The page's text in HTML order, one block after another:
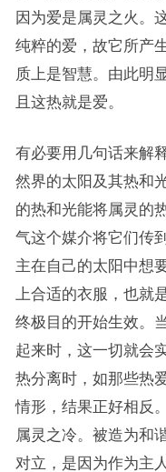
因为爱是属灵之火。
纯粹的爱，故它所产
质上是智慧。由此明
且这热就是爱。
有必要用几句话来解
然界的太阳及其热和
的热和光能将属灵的
气这个媒介将它们传
主在自己的太阳中想
上合适的衣服，也就
终极目的开始生效。
起来时，这一切就会
热分离时，如那些热
情形，结果正好相反
属灵之冷。被造为和
对立，是因为作为主